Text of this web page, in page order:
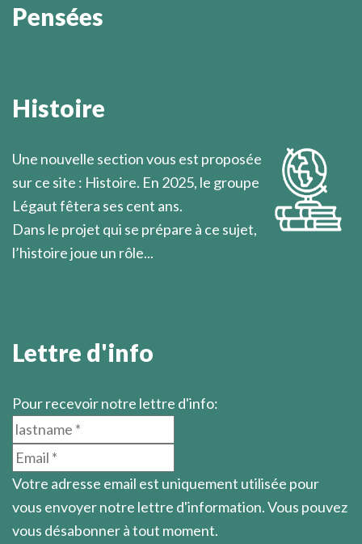
Pensées
Marcel Légaut
Histoire
Une nouvelle section vous est proposée
sur ce site : Histoire. En 2025, le groupe
Légaut fêtera ses cent ans.
Dans le projet qui se prépare à ce sujet,
l’histoire joue un rôle...
Lettre d'info
Pour recevoir notre lettre d'info:
Votre adresse email est uniquement utilisée pour
vous envoyer notre lettre d'information. Vous pouvez
vous désabonner à tout moment.